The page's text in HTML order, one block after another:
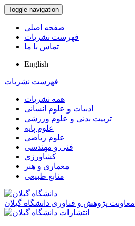
Toggle navigation
صفحه اصلی
فهرست نشریات
تماس با ما
English
فهرست نشریات
همه نشریات
ادبیات و علوم انسانی
تربیت بدنی و علوم ورزشی
علوم پایه
علوم ریاضی
فنی و مهندسی
کشاورزی
معماری و هنر
منابع طبیعی
معاونت پژوهش و فناوری دانشگاه گیلان